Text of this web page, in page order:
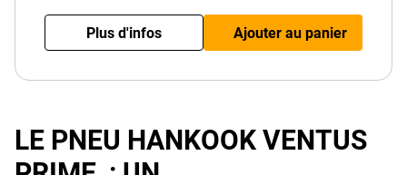
Plus d'infos Ajouter au panier
LE PNEU HANKOOK VENTUS